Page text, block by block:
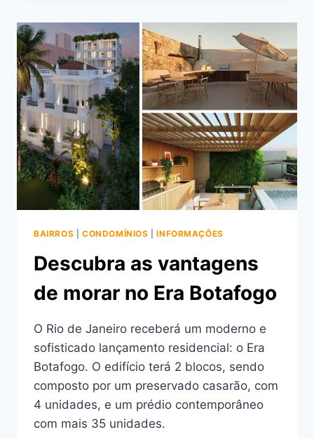
A
PENA
MORAR
NO
HARMONIA
176
BOTAFOGO
BAIRROS CONDOMÍNIOS |INFORMAÇÕES
Descubra as vantagens
de morar no Era Botafogo
O Rio de Janeiro receberá um moderno e
sofisticado lançamento residencial: o Era
Botafogo. O edifício terá 2 blocos, sendo
composto por um preservado casarão, com
4 unidades, e um prédio contemporâneo
com mais 35 unidades.